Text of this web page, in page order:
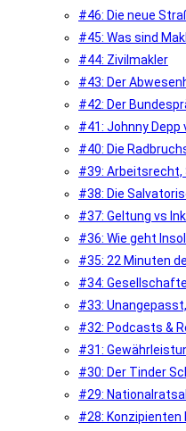
#46: Die neue
#45: Was sind
#44: Zivilmakler
#43: Der
#42: Der
#41: Johnny Depp
#40: Die
#39:
#38: Die
#37: Geltung vs
#36: Wie geht
#35: 22 Minuten
#34:
#33:
#32: Podcasts &
#31:
#30: Der Tinder
#29:
#28: Konzipienten